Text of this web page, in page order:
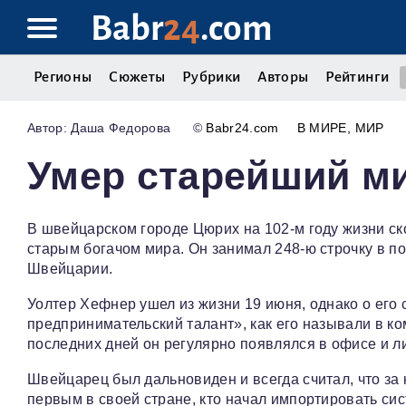
Babr24.com
Регионы Сюжеты Рубрики Авторы Рейтинги
Даша Федорова © Babr24.com В МИРЕ МИР
Умер старейший
В швейцарском городе Цюрих на 102-м году жизни
старым богачом мира. Он занимал 248-ю строчку в
Швейцарии.
Уолтер Хефнер ушел из жизни 19 июня, однако о его
предпринимательский талант», как его называли в
последних дней он регулярно появлялся в офисе и
Швейцарец был дальновиден и всегда считал, что
первым в своей стране, кто начал импортировать